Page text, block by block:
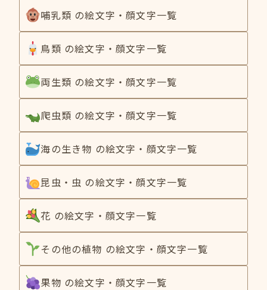
哺乳類 の絵文字・顔文字一覧
鳥類 の絵文字・顔文字一覧
両生類 の絵文字・顔文字一覧
爬虫類 の絵文字・顔文字一覧
海の生き物 の絵文字・顔文字一覧
昆虫・虫 の絵文字・顔文字一覧
花 の絵文字・顔文字一覧
その他の植物 の絵文字・顔文字一覧
果物 の絵文字・顔文字一覧